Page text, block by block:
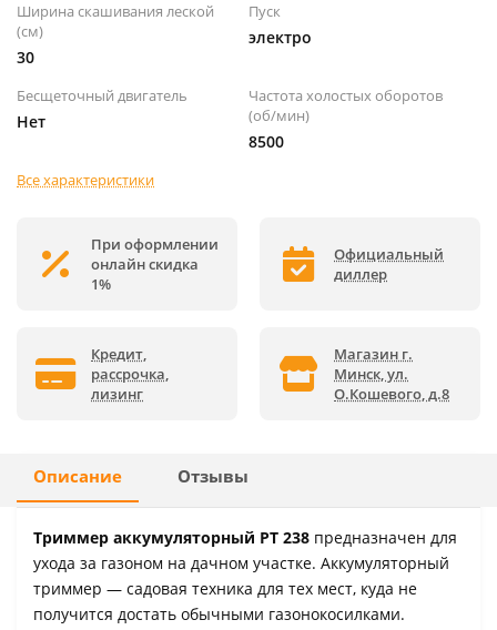
Ширина скашивания леской
(см)
30
Пуск
электро
Бесщеточный двигатель
Нет
Частота холостых оборотов
(об/мин)
8500
Все характеристики
При оформлении
онлайн скидка
1%
Официальный
диллер
Кредит,
рассрочка,
лизинг
Магазин г.
Минск, ул.
О.Кошевого, д.8
Описание Отзывы
Триммер аккумуляторный PT 238 предназначен для
ухода за газоном на дачном участке. Аккумуляторный
триммер — садовая техника для тех мест, куда не
получится достать обычными газонокосилками.